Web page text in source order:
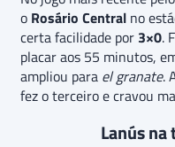
o Rosário Central no
certa facilidade por 3×0.
placar aos 55 minutos,
ampliou para el granate.
fez o terceiro e cravou
Lanús